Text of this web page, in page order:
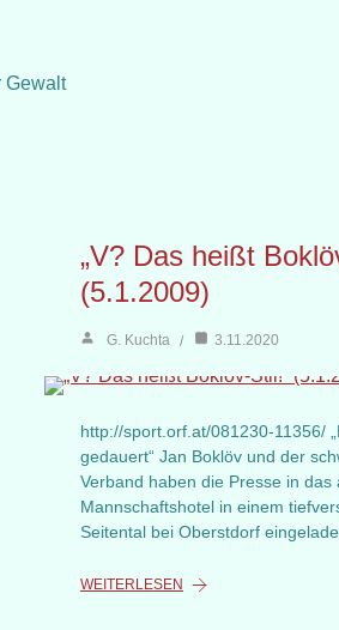
Gewalt
„V? Das heißt
(5.1.2009)
G. Kuchta 3.11.2020
http://sport.orf.at/081230-11356/
gedauert“ Jan Boklöv und der
Verband haben die Presse in das
Mannschaftshotel in einem
Seitental bei Oberstdorf
WEITERLESEN